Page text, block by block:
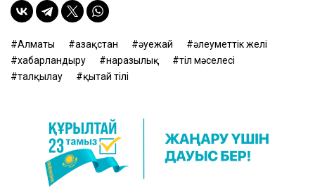
Алматы Қазақстан әуежай
әлеуметтік желі
хабарландыру
наразылық
тіл мәселесі
талқылау
қытай тілі